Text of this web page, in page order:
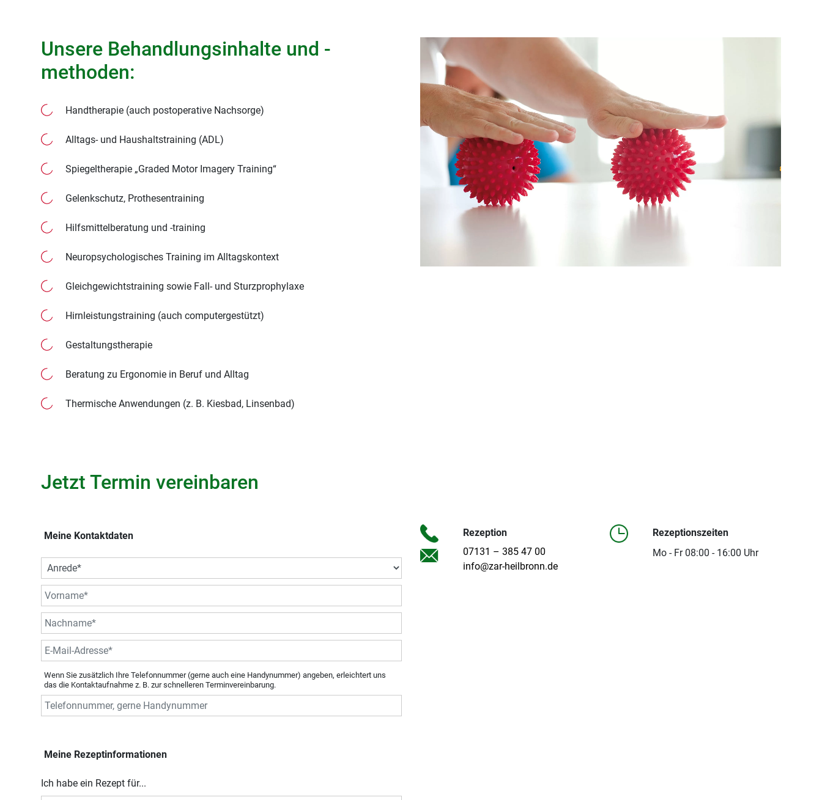
Unsere Behandlungsinhalte und -
methoden:
Handtherapie (auch postoperative Nachsorge)
Alltags- und Haushaltstraining (ADL)
Spiegeltherapie „Graded Motor Imagery Training“
Gelenkschutz, Prothesentraining
Hilfsmittelberatung und -training
Neuropsychologisches Training im Alltagskontext
Gleichgewichtstraining sowie Fall- und Sturzprophylaxe
Hirnleistungstraining (auch computergestützt)
Gestaltungstherapie
Beratung zu Ergonomie in Beruf und Alltag
Thermische Anwendungen (z. B. Kiesbad, Linsenbad)
Jetzt Termin vereinbaren
Meine Kontaktdaten
Wenn Sie zusätzlich Ihre Telefonnummer (gerne auch eine Handynummer) angeben, erleichtert uns
das die Kontaktaufnahme z. B. zur schnelleren Terminvereinbarung.
Meine Rezeptinformationen
Ich habe ein Rezept für...
Rezeption
07131 – 385 47 00
info@zar-heilbronn.de
Rezeptionszeiten
Mo - Fr 08:00 - 16:00 Uhr